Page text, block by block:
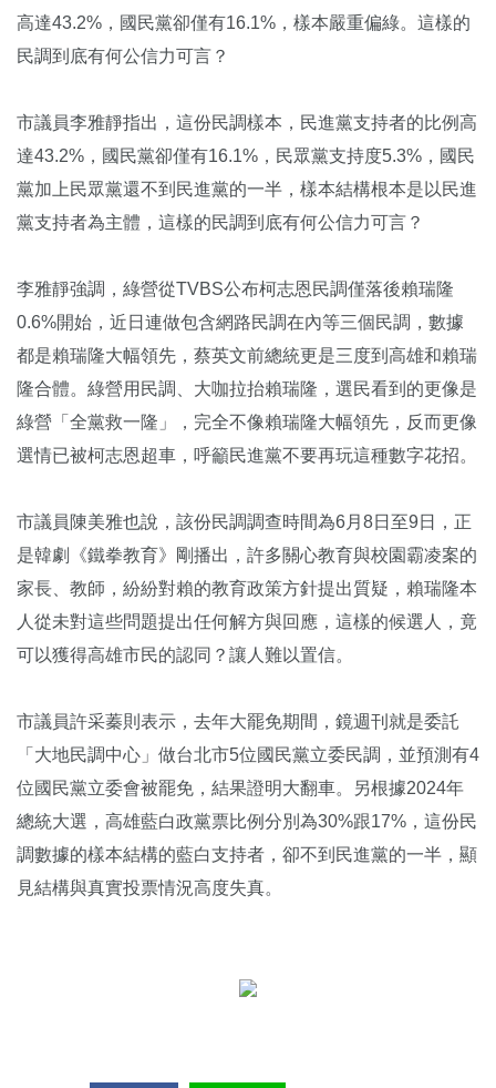
高達43.2%，國民黨卻僅有16.1%，樣本嚴重偏綠。這樣的
民調到底有何公信力可言？
市議員李雅靜指出，這份民調樣本，民進黨支持者的比例高
達43.2%，國民黨卻僅有16.1%，民眾黨支持度5.3%，國民
黨加上民眾黨還不到民進黨的一半，樣本結構根本是以民進
黨支持者為主體，這樣的民調到底有何公信力可言？
李雅靜強調，綠營從TVBS公布柯志恩民調僅落後賴瑞隆
0.6%開始，近日連做包含網路民調在內等三個民調，數據
都是賴瑞隆大幅領先，蔡英文前總統更是三度到高雄和賴瑞
隆合體。綠營用民調、大咖拉抬賴瑞隆，選民看到的更像是
綠營「全黨救一隆」，完全不像賴瑞隆大幅領先，反而更像
選情已被柯志恩超車，呼籲民進黨不要再玩這種數字花招。
市議員陳美雅也說，該份民調調查時間為6月8日至9日，正
是韓劇《鐵拳教育》剛播出，許多關心教育與校園霸凌案的
家長、教師，紛紛對賴的教育政策方針提出質疑，賴瑞隆本
人從未對這些問題提出任何解方與回應，這樣的候選人，竟
可以獲得高雄市民的認同？讓人難以置信。
市議員許采蓁則表示，去年大罷免期間，鏡週刊就是委託
「大地民調中心」做台北市5位國民黨立委民調，並預測有4
位國民黨立委會被罷免，結果證明大翻車。另根據2024年
總統大選，高雄藍白政黨票比例分別為30%跟17%，這份民
調數據的樣本結構的藍白支持者，卻不到民進黨的一半，顯
見結構與真實投票情況高度失真。